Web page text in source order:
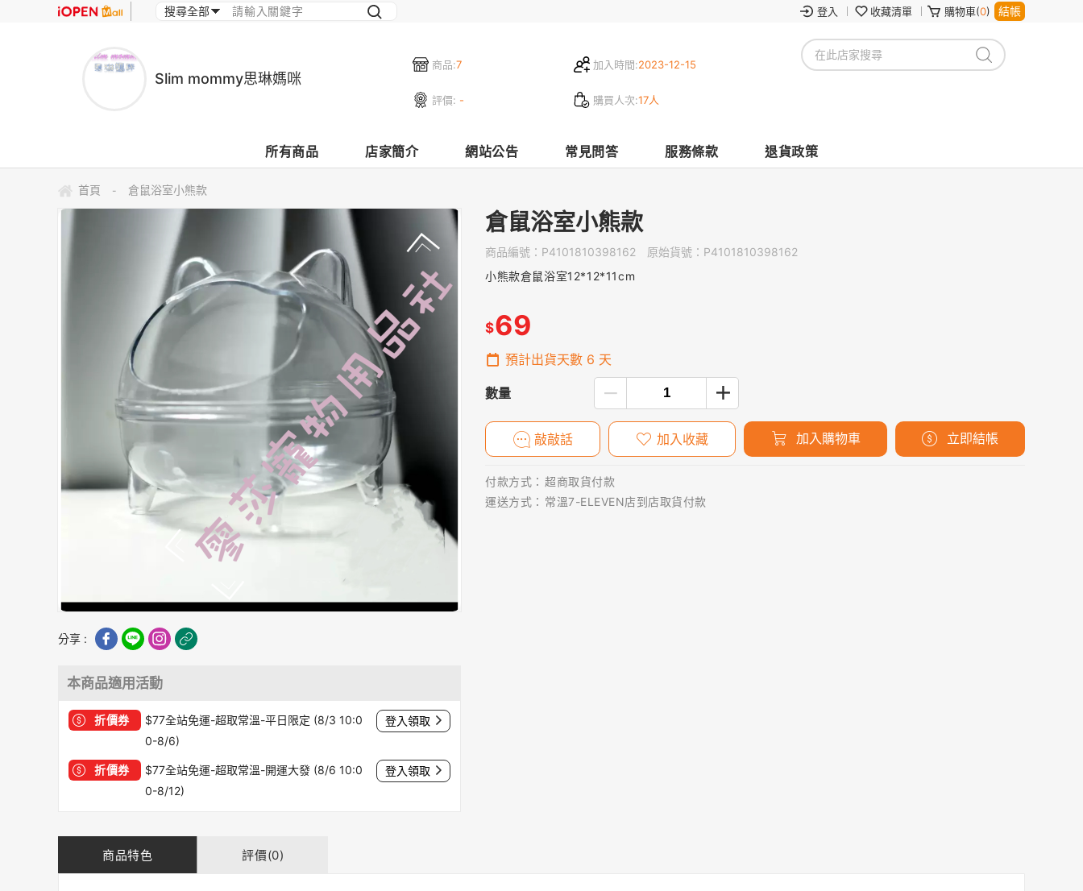
登入 收藏清單 購物車(0) 結帳
商品:7 加入時間:2023-12-15
評價: - 購買人次:17人
Slim mommy思琳媽咪
所有商品 店家簡介 網站公告 常見問答 服務條款 退貨政策
首頁 - 倉鼠浴室小熊款
分享 :
本商品適用活動
折價券
$77全站免運-超取常溫-平日限定 (8/3 10:0
0-8/6)
登入領取
折價券
$77全站免運-超取常溫-開運大發 (8/6 10:0
0-8/12)
登入領取
倉鼠浴室小熊款
商品編號： P4101810398162 原始貨號： P4101810398162
小熊款倉鼠浴室12*12*11cm
$69
預計出貨天數 6 天
數量
敲敲話 加入收藏 加入購物車 立即結帳
付款方式： 超商取貨付款
運送方式： 常溫7-ELEVEN店到店取貨付款
商品特色 評價(0)